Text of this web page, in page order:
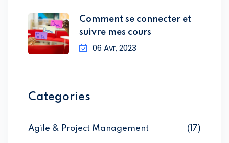
Comment se connecter et
suivre mes cours
06 Avr, 2023
Categories
Agile & Project Management (17)